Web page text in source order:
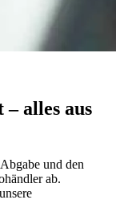
alles aus
und den
ab.